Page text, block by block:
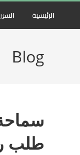
الرئيسية
Blog
طلب